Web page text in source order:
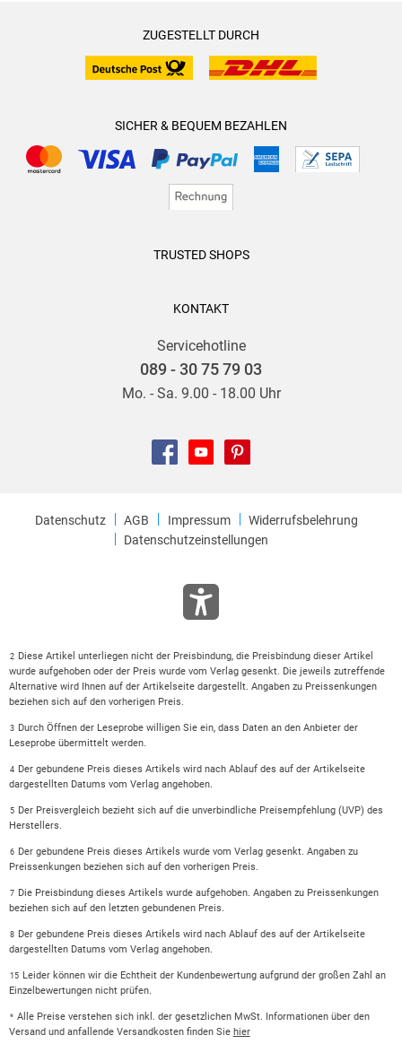
ZUGESTELLT DURCH
SICHER & BEQUEM BEZAHLEN
TRUSTED SHOPS
KONTAKT
Servicehotline
089 - 30 75 79 03
Mo. - Sa. 9.00 - 18.00 Uhr
Datenschutz AGB Impressum
Widerrufsbelehrung
Datenschutzeinstellungen
2
Diese Artikel unterliegen nicht der Preisbindung, die Preisbindung dieser Artikel
wurde aufgehoben oder der Preis wurde vom Verlag gesenkt. Die jeweils zutreffende
Alternative wird Ihnen auf der Artikelseite dargestellt. Angaben zu Preissenkungen
beziehen sich auf den vorherigen Preis.
3
Durch Öffnen der Leseprobe willigen Sie ein, dass Daten an den Anbieter der
Leseprobe übermittelt werden.
4
Der gebundene Preis dieses Artikels wird nach Ablauf des auf der Artikelseite
dargestellten Datums vom Verlag angehoben.
5
Der Preisvergleich bezieht sich auf die unverbindliche Preisempfehlung (UVP) des
Herstellers.
6
Der gebundene Preis dieses Artikels wurde vom Verlag gesenkt. Angaben zu
Preissenkungen beziehen sich auf den vorherigen Preis.
7
Die Preisbindung dieses Artikels wurde aufgehoben. Angaben zu Preissenkungen
beziehen sich auf den letzten gebundenen Preis.
8
Der gebundene Preis dieses Artikels wird nach Ablauf des auf der Artikelseite
dargestellten Datums vom Verlag angehoben.
15
Leider können wir die Echtheit der Kundenbewertung aufgrund der großen Zahl an
Einzelbewertungen nicht prüfen.
* Alle Preise verstehen sich inkl. der gesetzlichen MwSt. Informationen über den
Versand und anfallende Versandkosten finden Sie hier